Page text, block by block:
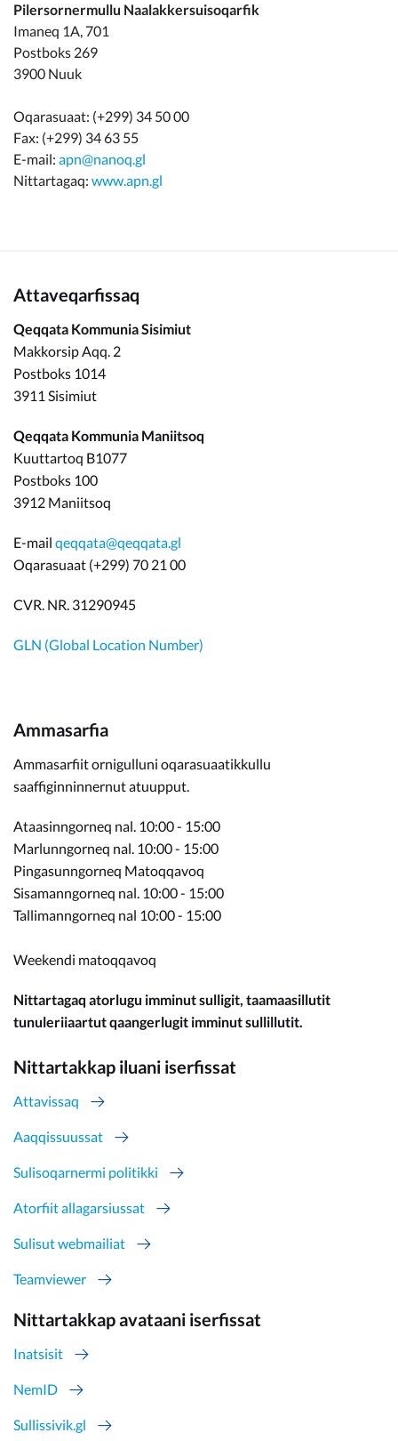
Pilersornermullu Naalakkersuisoqarfik
Imaneq 1A, 701
Postboks 269
3900 Nuuk
Oqarasuaat: (+299) 34 50 00
Fax: (+299) 34 63 55
E-mail: apn@nanoq.gl
Nittartagaq: www.apn.gl
Attaveqarfissaq
Qeqqata Kommunia Sisimiut
Makkorsip Aqq. 2
Postboks 1014
3911 Sisimiut
Qeqqata Kommunia Maniitsoq
Kuuttartoq B1077
Postboks 100
3912 Maniitsoq
E-mail qeqqata@qeqqata.gl
Oqarasuaat (+299) 70 21 00
CVR. NR. 31290945
GLN (Global Location Number)
Ammasarfia
Ammasarfiit ornigulluni oqarasuaatikkullu
saaffiginninnernut atuupput.
Ataasinngorneq nal. 10:00 - 15:00
Marlunngorneq nal. 10:00 - 15:00
Pingasunngorneq Matoqqavoq
Sisamanngorneq nal. 10:00 - 15:00
Tallimanngorneq nal 10:00 - 15:00
Weekendi matoqqavoq
Nittartagaq atorlugu imminut sulligit, taamaasillutit
tunuleriiaartut qaangerlugit imminut sullillutit.
Nittartakkap iluani iserfissat
Attavissaq
Aaqqissuussat
Sulisoqarnermi politikki
Atorfiit allagarsiussat
Sulisut webmailiat
Teamviewer
Nittartakkap avataani iserfissat
Inatsisit
NemID
Sullissivik.gl